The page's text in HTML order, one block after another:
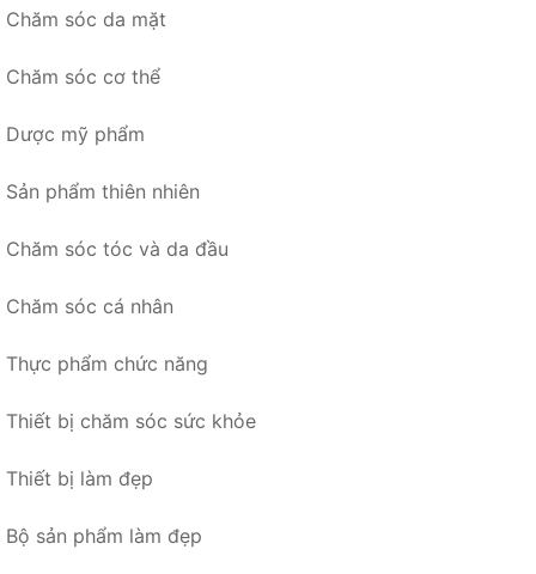
Chăm sóc da mặt
Chăm sóc cơ thể
Dược mỹ phẩm
Sản phẩm thiên nhiên
Chăm sóc tóc và da đầu
Chăm sóc cá nhân
Thực phẩm chức năng
Thiết bị chăm sóc sức khỏe
Thiết bị làm đẹp
Bộ sản phẩm làm đẹp